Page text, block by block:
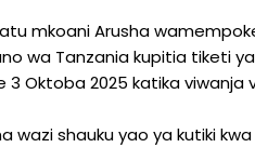
Kuweka
Historia
Mpya
mkoani Arusha
wa Tanzania kupitia tiketi
Oktoba 2025 katika viwanja
shauku yao ya kutiki kwa